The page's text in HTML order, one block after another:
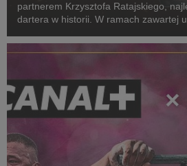
partnerem Krzysztofa Ratajskiego,
dartera w historii. W ramach zawartej
startowych naszego zawodnika